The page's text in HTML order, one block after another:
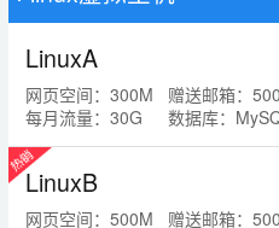
LinuxA
网页空间：300M
赠送邮箱：
每月流量：30G
数据库：
LinuxB
网页空间：500M
赠送邮箱：